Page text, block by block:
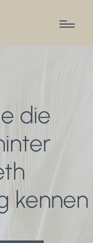
die
kennen